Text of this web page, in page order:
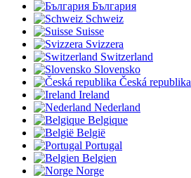
България
Schweiz
Suisse
Svizzera
Switzerland
Slovensko
Česká republika
Ireland
Nederland
Belgique
België
Portugal
Belgien
Norge